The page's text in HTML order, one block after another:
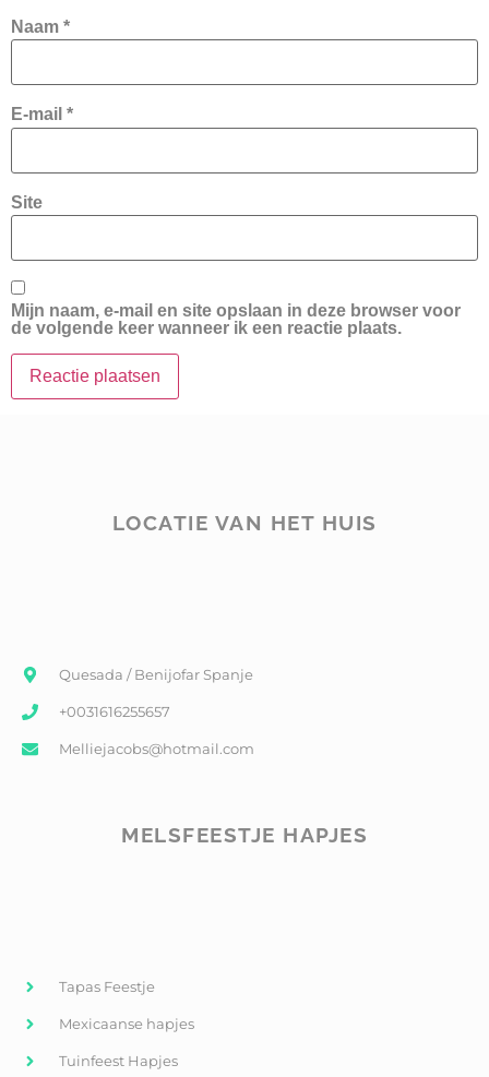
Naam *
E-mail *
Site
Mijn naam, e-mail en site opslaan in deze browser voor
de volgende keer wanneer ik een reactie plaats.
LOCATIE VAN HET HUIS
Quesada / Benijofar Spanje
+0031616255657
Melliejacobs@hotmail.com
MELSFEESTJE HAPJES
Tapas Feestje
Mexicaanse hapjes
Tuinfeest Hapjes